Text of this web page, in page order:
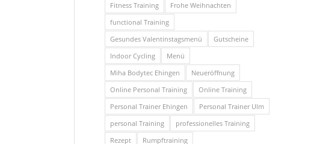
Fitness Training
Frohe Weihnachten
functional Training
Gesundes Valentinstagsmenü
Gutscheine
Indoor Cycling
Menü
Miha Bodytec Ehingen
Neueröffnung
Online Personal Training
Online Training
Personal Trainer Ehingen
Personal Trainer Ulm
personal Training
professionelles Training
Rezept
Rumpftraining